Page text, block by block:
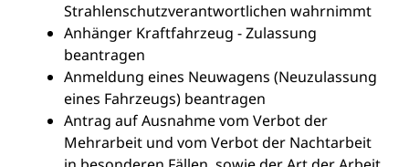
Strahlenschutzverantwortlichen wahrnimmt
Anhänger Kraftfahrzeug - Zulassung
beantragen
Anmeldung eines Neuwagens (Neuzulassung
eines Fahrzeugs) beantragen
Antrag auf Ausnahme vom Verbot der
Mehrarbeit und vom Verbot der Nachtarbeit